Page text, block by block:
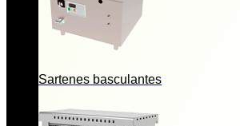
Sartenes basculantes